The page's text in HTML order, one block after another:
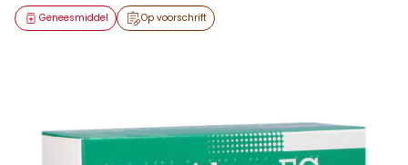
Op voorschrift
Geneesmiddel